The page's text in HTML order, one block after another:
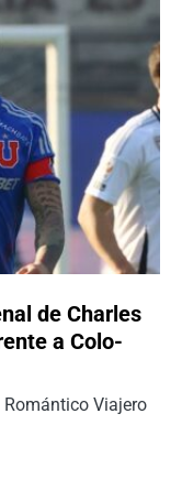
de Charles
a Colo-
Viajero